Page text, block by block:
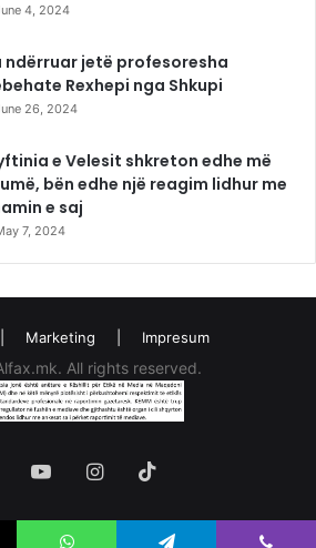
4, 2024
ndërruar jetë profesoresha
Rexhepi nga Shkupi
26, 2024
e Velesit shkreton edhe më
bën edhe një reagim lidhur me
e saj
7, 2024
Marketing Impresum
All rights reserved.
FacebookYouTubeInstagram